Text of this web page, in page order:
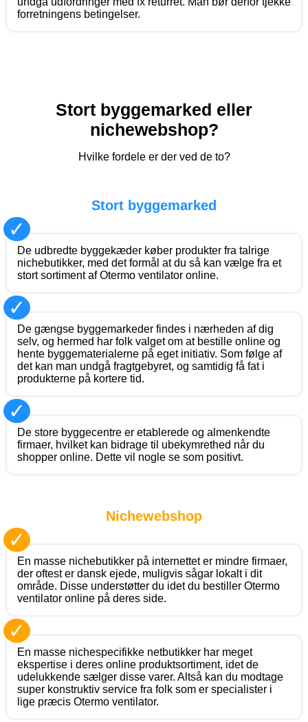
forretningens betingelser.
Stort byggemarked eller
nichewebshop?
Hvilke fordele er der ved de to?
Stort byggemarked
✓
De udbredte byggekæder køber produkter fra talrige
nichebutikker, med det formål at du så kan vælge fra et
stort sortiment af Otermo ventilator online.
✓
De gængse byggemarkeder findes i nærheden af dig
selv, og hermed har folk valget om at bestille online og
hente byggematerialerne på eget initiativ. Som følge af
det kan man undgå fragtgebyret, og samtidig få fat i
produkterne på kortere tid.
✓
De store byggecentre er etablerede og almenkendte
firmaer, hvilket kan bidrage til ubekymrethed når du
shopper online. Dette vil nogle se som positivt.
Nichewebshop
✓
En masse nichebutikker på internettet er mindre firmaer,
der oftest er dansk ejede, muligvis sågar lokalt i dit
område. Disse understøtter du idet du bestiller Otermo
ventilator online på deres side.
✓
En masse nichespecifikke netbutikker har meget
ekspertise i deres online produktsortiment, idet de
udelukkende sælger disse varer. Altså kan du modtage
super konstruktiv service fra folk som er specialister i
lige præcis Otermo ventilator.